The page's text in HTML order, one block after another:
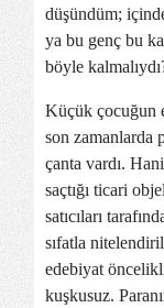
düşündüm;
ya bu genç bu
böyle
Küçük çocuğun
son zamanlarda
çanta vardı.
saçtığı ticari
satıcıları
sıfatla
edebiyat
kuşkusuz.